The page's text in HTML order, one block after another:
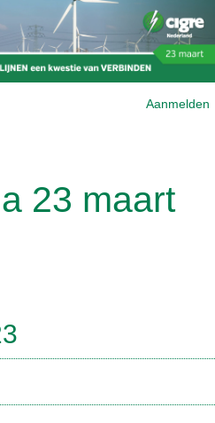
Aanmelden
23 maart